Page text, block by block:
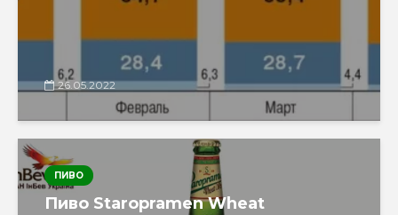
26.05.2022
ПИВО
Пиво Staropramen Wheat